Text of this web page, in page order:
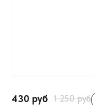
430 руб 1 250 руб